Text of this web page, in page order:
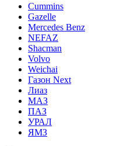
Cummins
Gazelle
Mercedes Benz
NEFAZ
Shacman
Volvo
Weichai
Газон Next
Лиаз
МАЗ
ПАЗ
УРАЛ
ЯМЗ